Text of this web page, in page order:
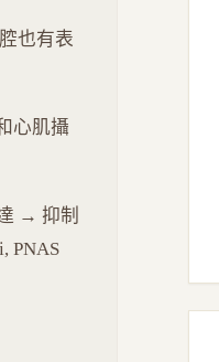
也有表
心肌攝
→ 抑制
PNAS